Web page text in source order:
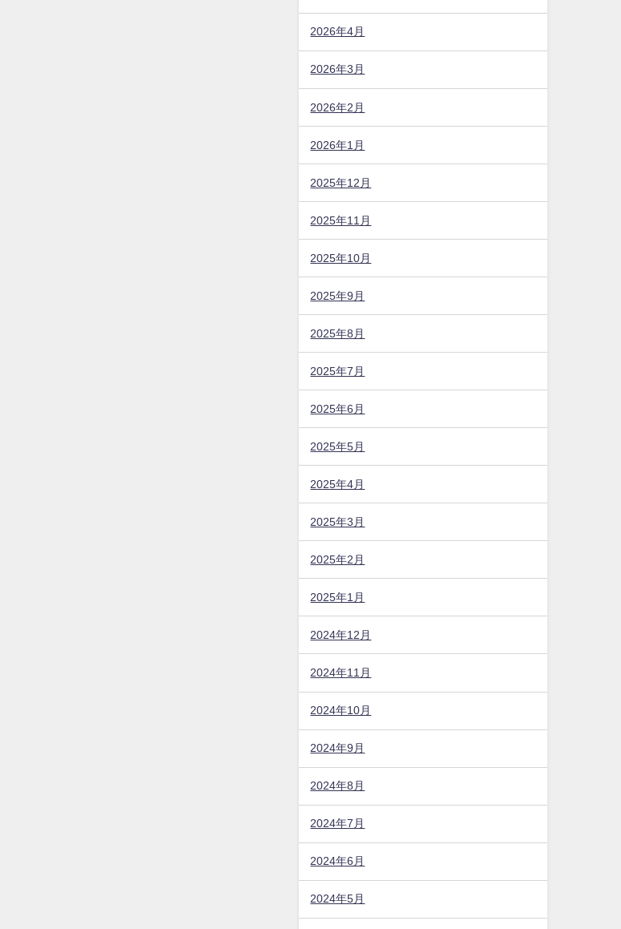
2026年4月
2026年3月
2026年2月
2026年1月
2025年12月
2025年11月
2025年10月
2025年9月
2025年8月
2025年7月
2025年6月
2025年5月
2025年4月
2025年3月
2025年2月
2025年1月
2024年12月
2024年11月
2024年10月
2024年9月
2024年8月
2024年7月
2024年6月
2024年5月